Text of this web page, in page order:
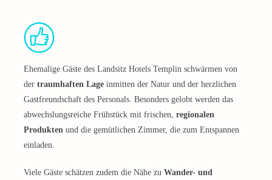
Ehemalige Gäste des Landsitz Hotels Templin schwärmen von
der traumhaften Lage inmitten der Natur und der herzlichen
Gastfreundschaft des Personals. Besonders gelobt werden das
abwechslungsreiche Frühstück mit frischen, regionalen
Produkten und die gemütlichen Zimmer, die zum Entspannen
einladen.
Viele Gäste schätzen zudem die Nähe zu Wander- und